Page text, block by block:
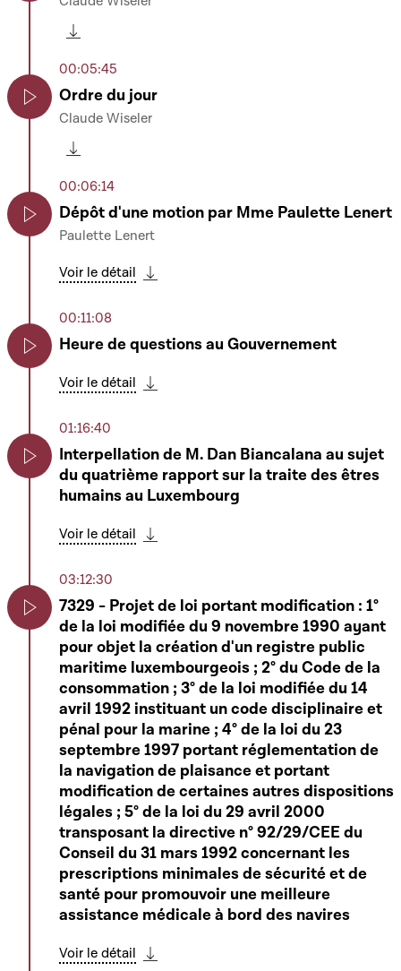
00:05:45
Ordre du jour
Claude Wiseler
00:06:14
Dépôt d'une motion par Mme Paulette Lenert
Paulette Lenert
Voir le détail
00:11:08
Heure de questions au Gouvernement
Voir le détail
01:16:40
Interpellation de M. Dan Biancalana au sujet
du quatrième rapport sur la traite des êtres
humains au Luxembourg
Voir le détail
03:12:30
7329 - Projet de loi portant modification : 1°
de la loi modifiée du 9 novembre 1990 ayant
pour objet la création d'un registre public
maritime luxembourgeois ; 2° du Code de la
consommation ; 3° de la loi modifiée du 14
avril 1992 instituant un code disciplinaire et
pénal pour la marine ; 4° de la loi du 23
septembre 1997 portant réglementation de
la navigation de plaisance et portant
modification de certaines autres dispositions
légales ; 5° de la loi du 29 avril 2000
transposant la directive n° 92/29/CEE du
Conseil du 31 mars 1992 concernant les
prescriptions minimales de sécurité et de
santé pour promouvoir une meilleure
assistance médicale à bord des navires
Voir le détail